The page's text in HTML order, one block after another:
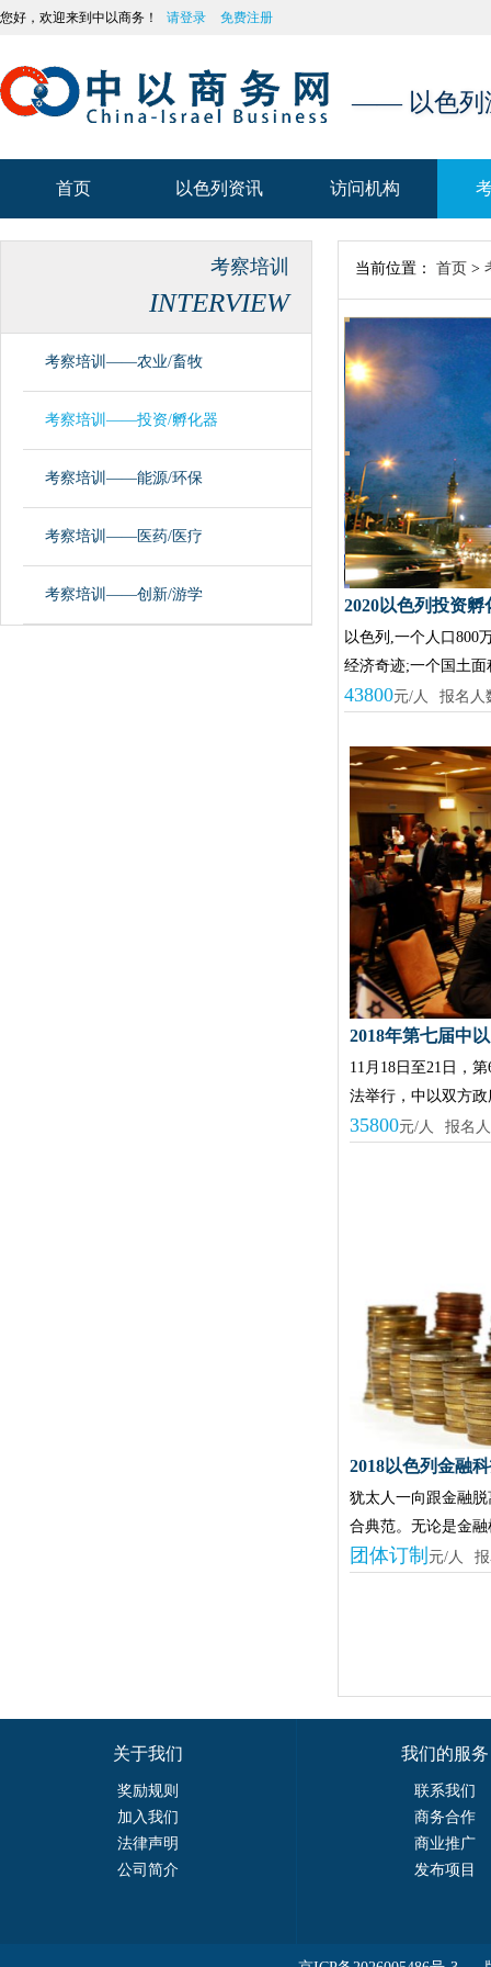
您好，欢迎来到中以商务！ 请登录 免费注册
—— 以色列
首页 以色列资讯 访问机构
访问机构
考察培训
INTERVIEW
考察培训——农业/畜牧
考察培训——投资/孵化器
考察培训——能源/环保
考察培训——医药/医疗
考察培训——创新/游学
当前位置： 首页 >
2020以色列投资孵
以色列,一个人口800
经济奇迹;一个国土
43800元/人 报名人
2018年第七届中
11月18日至21日，
法举行，中以双方
35800元/人 报名
2018以色列金融
犹太人一向跟金融
合典范。无论是金
团体订制 元/人
关于我们
奖励规则
加入我们
法律声明
公司简介
我们的服务
联系我们
商务合作
商业推广
发布项目